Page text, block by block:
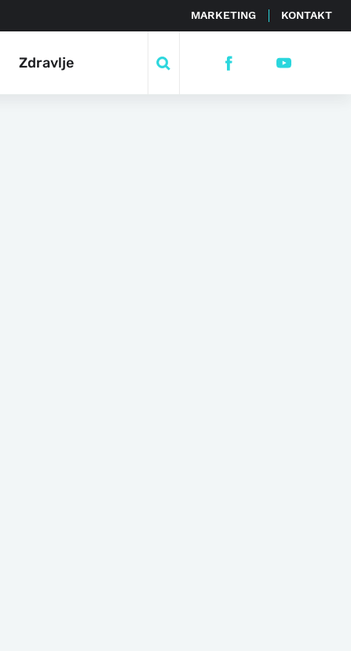
MARKETING KONTAKT
Zdravlje